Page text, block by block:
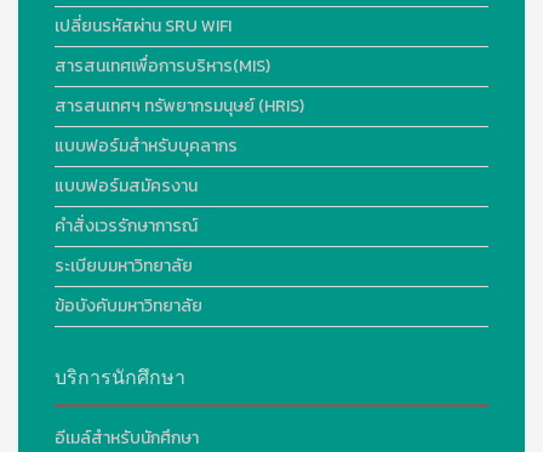
เปลี่ยนรหัสผ่าน SRU WIFI
สารสนเทศเพื่อการบริหาร(MIS)
สารสนเทศฯ ทรัพยากรมนุษย์ (HRIS)
แบบฟอร์มสำหรับบุคลากร
แบบฟอร์มสมัครงาน
คำสั่งเวรรักษาการณ์
ระเบียบมหาวิทยาลัย
ข้อบังคับมหาวิทยาลัย
บริการนักศึกษา
อีเมล์สำหรับนักศึกษา